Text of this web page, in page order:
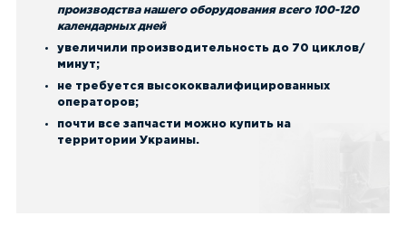
производства нашего оборудования всего 100-120
календарных дней
увеличили производительность до 70 циклов/
минут;
не требуется высококвалифицированных
операторов;
почти все запчасти можно купить на
территории Украины.